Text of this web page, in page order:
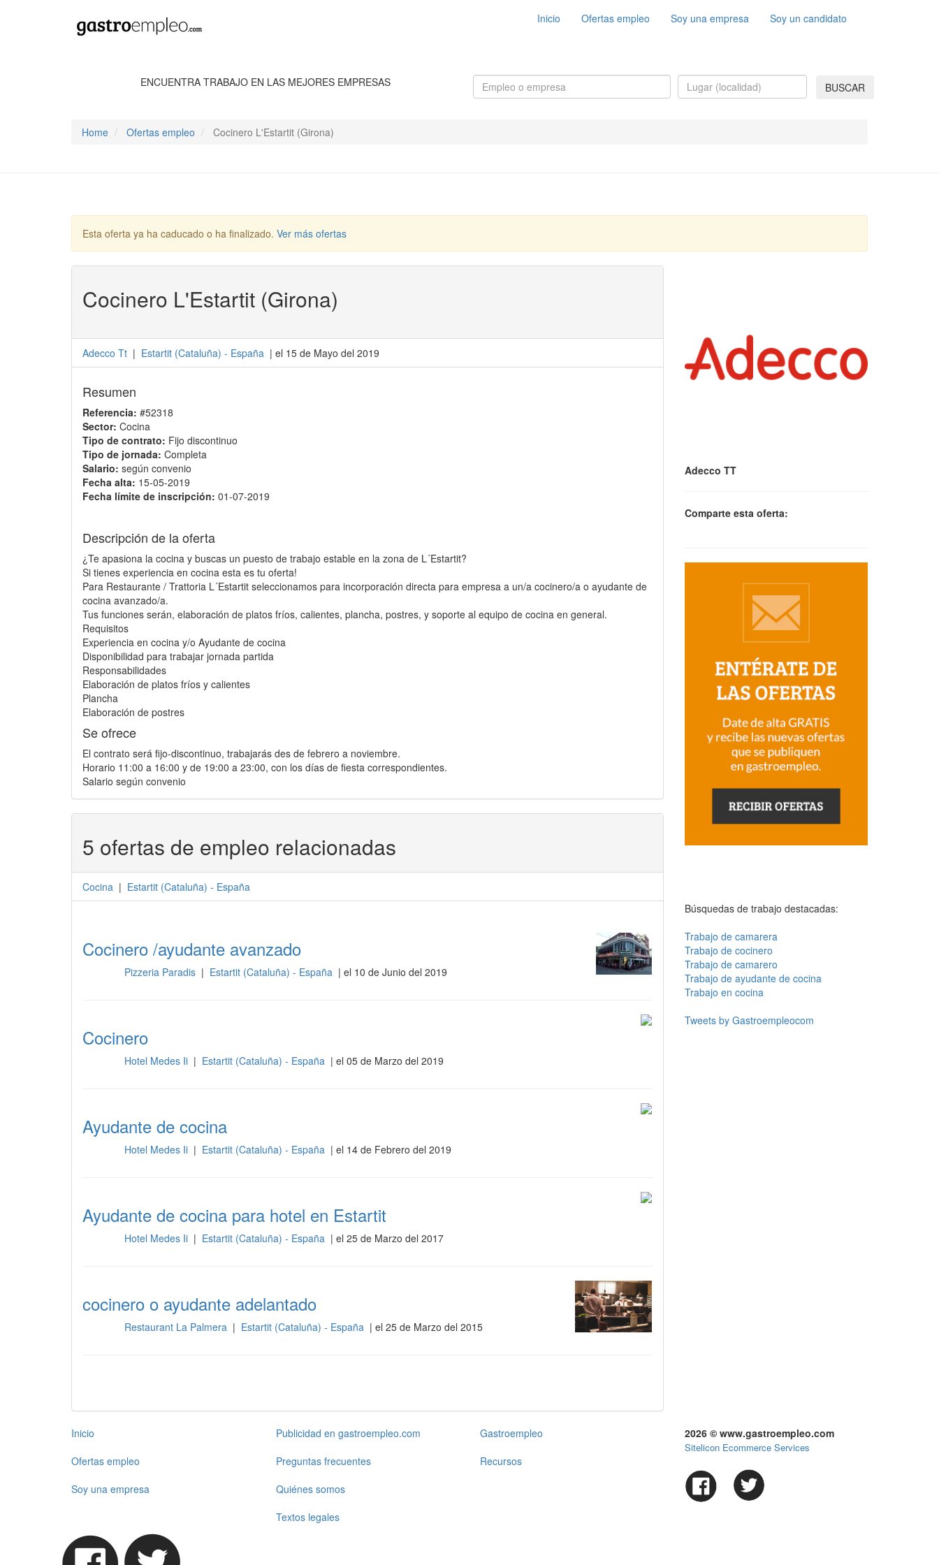
Inicio Ofertas empleo Soy una empresa Soy un candidato
ENCUENTRA TRABAJO EN LAS MEJORES EMPRESAS BUSCAR
Home Ofertas empleo Cocinero L'Estartit (Girona)
Esta oferta ya ha caducado o ha finalizado. Ver más ofertas
Cocinero L'Estartit (Girona)
Adecco Tt | Estartit (Cataluña) - España | el 15 de Mayo del 2019
Resumen
Referencia: #52318
Sector: Cocina
Tipo de contrato: Fijo discontinuo
Tipo de jornada: Completa
Salario: según convenio
Fecha alta: 15-05-2019
Fecha límite de inscripción: 01-07-2019
Descripción de la oferta
¿Te apasiona la cocina y buscas un puesto de trabajo estable en la zona de L´Estartit?
Si tienes experiencia en cocina esta es tu oferta!
Para Restaurante / Trattoria L´Estartit seleccionamos para incorporación directa para empresa a un/a cocinero/a o ayudante de
cocina avanzado/a.
Tus funciones serán, elaboración de platos fríos, calientes, plancha, postres, y soporte al equipo de cocina en general.
Requisitos
Experiencia en cocina y/o Ayudante de cocina
Disponibilidad para trabajar jornada partida
Responsabilidades
Elaboración de platos fríos y calientes
Plancha
Elaboración de postres
Se ofrece
El contrato será fijo-discontinuo, trabajarás des de febrero a noviembre.
Horario 11:00 a 16:00 y de 19:00 a 23:00, con los días de fiesta correspondientes.
Salario según convenio
5 ofertas de empleo relacionadas
Cocina | Estartit (Cataluña) - España
Cocinero /ayudante avanzado
Pizzeria Paradis | Estartit (Cataluña) - España | el 10 de Junio del 2019
Cocinero
Hotel Medes Ii | Estartit (Cataluña) - España | el 05 de Marzo del 2019
Ayudante de cocina
Hotel Medes Ii | Estartit (Cataluña) - España | el 14 de Febrero del 2019
Ayudante de cocina para hotel en Estartit
Hotel Medes Ii | Estartit (Cataluña) - España | el 25 de Marzo del 2017
cocinero o ayudante adelantado
Restaurant La Palmera | Estartit (Cataluña) - España | el 25 de Marzo del 2015
Adecco TT
Comparte esta oferta:
Búsquedas de trabajo destacadas:
Trabajo de camarera
Trabajo de cocinero
Trabajo de camarero
Trabajo de ayudante de cocina
Trabajo en cocina
Tweets by Gastroempleocom
Inicio
Ofertas empleo
Soy una empresa
Publicidad en gastroempleo.com
Preguntas frecuentes
Quiénes somos
Textos legales
Gastroempleo
Recursos
2026 © www.gastroempleo.com
Sitelicon Ecommerce Services